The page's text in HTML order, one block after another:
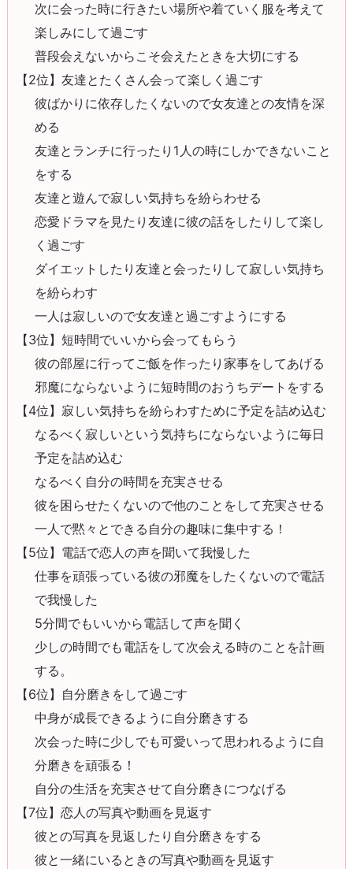
次に会った時に行きたい場所や着ていく服を考えて
楽しみにして過ごす
普段会えないからこそ会えたときを大切にする
【2位】友達とたくさん会って楽しく過ごす
彼ばかりに依存したくないので女友達との友情を深
める
友達とランチに行ったり1人の時にしかできないこと
をする
友達と遊んで寂しい気持ちを紛らわせる
恋愛ドラマを見たり友達に彼の話をしたりして楽し
く過ごす
ダイエットしたり友達と会ったりして寂しい気持ち
を紛らわす
一人は寂しいので女友達と過ごすようにする
【3位】短時間でいいから会ってもらう
彼の部屋に行ってご飯を作ったり家事をしてあげる
邪魔にならないように短時間のおうちデートをする
【4位】寂しい気持ちを紛らわすために予定を詰め込む
なるべく寂しいという気持ちにならないように毎日
予定を詰め込む
なるべく自分の時間を充実させる
彼を困らせたくないので他のことをして充実させる
一人で黙々とできる自分の趣味に集中する！
【5位】電話で恋人の声を聞いて我慢した
仕事を頑張っている彼の邪魔をしたくないので電話
で我慢した
5分間でもいいから電話して声を聞く
少しの時間でも電話をして次会える時のことを計画
する。
【6位】自分磨きをして過ごす
中身が成長できるように自分磨きする
次会った時に少しでも可愛いって思われるように自
分磨きを頑張る！
自分の生活を充実させて自分磨きにつなげる
【7位】恋人の写真や動画を見返す
彼との写真を見返したり自分磨きをする
彼と一緒にいるときの写真や動画を見返す